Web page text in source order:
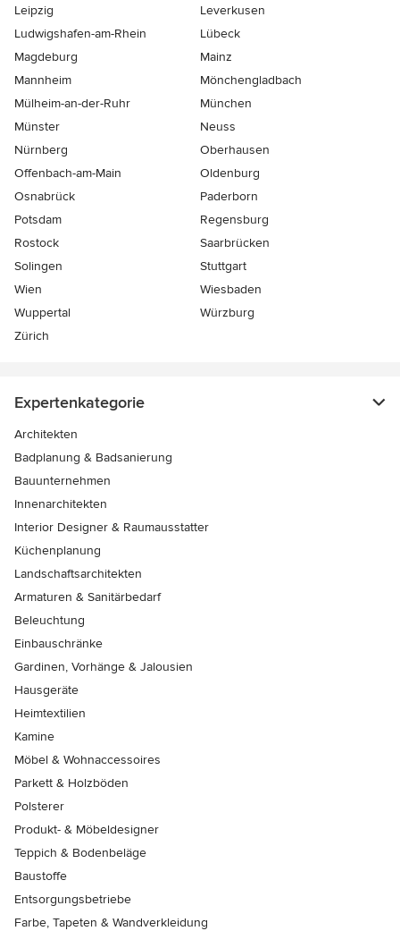
Leipzig
Leverkusen
Ludwigshafen-am-Rhein
Lübeck
Magdeburg
Mainz
Mannheim
Mönchen­gladbach
Mülheim-an-der-Ruhr
München
Münster
Neuss
Nürnberg
Oberhausen
Offenbach-am-Main
Oldenburg
Osnabrück
Paderborn
Potsdam
Regensburg
Rostock
Saarbrücken
Solingen
Stuttgart
Wien
Wiesbaden
Wuppertal
Würzburg
Zürich
Expertenkategorie
Architekten
Badplanung & Badsanierung
Bauunternehmen
Innenarchitekten
Interior Designer & Raumausstatter
Küchenplanung
Landschaftsarchitekten
Armaturen & Sanitärbedarf
Beleuchtung
Einbauschränke
Gardinen, Vorhänge & Jalousien
Hausgeräte
Heimtextilien
Kamine
Möbel & Wohnaccessoires
Parkett & Holzböden
Polsterer
Produkt- & Möbeldesigner
Teppich & Bodenbeläge
Baustoffe
Entsorgungsbetriebe
Farbe, Tapeten & Wandverkleidung